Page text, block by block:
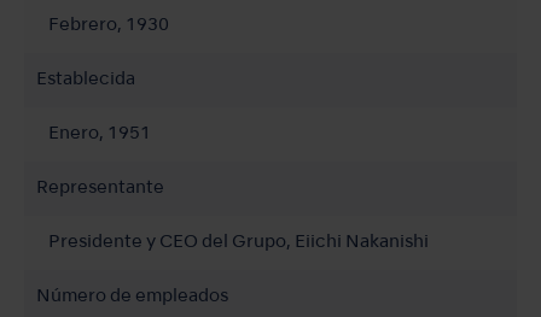
Febrero, 1930
Establecida
Enero, 1951
Representante
Presidente y CEO del Grupo, Eiichi Nakanishi
Número de empleados